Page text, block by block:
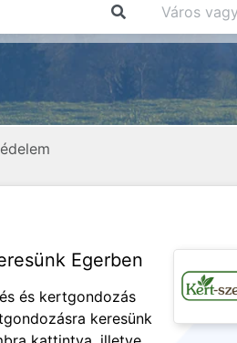
Egerben
és kertgondozás
keresünk